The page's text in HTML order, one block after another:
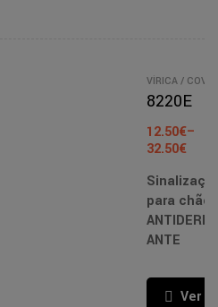
VÍRICA /
- PT/EN /
SINALIZAÇÃO
ES
8220E
12.50€–
32.50€
para chão
ANTE
Ver